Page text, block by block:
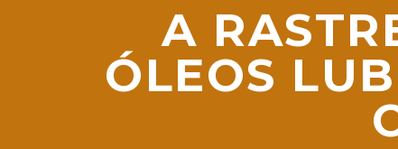
A
ÓLEOS